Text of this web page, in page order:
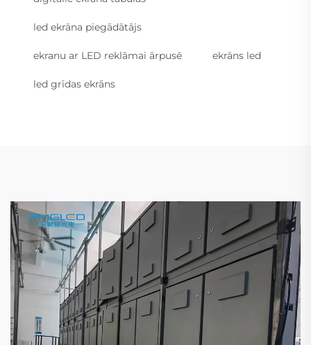
led ekrāna piegādātājs
ekranu ar LED reklāmai ārpusē ekrāns led
led grīdas ekrāns